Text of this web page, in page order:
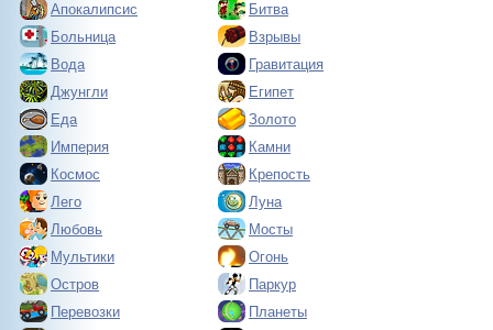
Апокалипсис
Битва
Больница
Взрывы
Вода
Гравитация
Джунгли
Египет
Еда
Золото
Империя
Камни
Космос
Крепость
Лего
Луна
Любовь
Мосты
Мультики
Огонь
Остров
Паркур
Перевозки
Планеты